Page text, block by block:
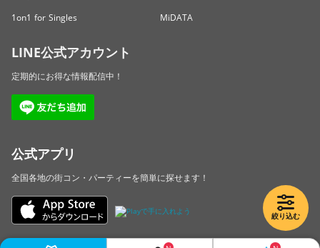
絞り込む
1on1 for Singles
MiDATA
LINE公式アカウント
定期的にお得な情報配信中！
公式アプリ
全国各地の街コン・パーティーを簡単に探せます！